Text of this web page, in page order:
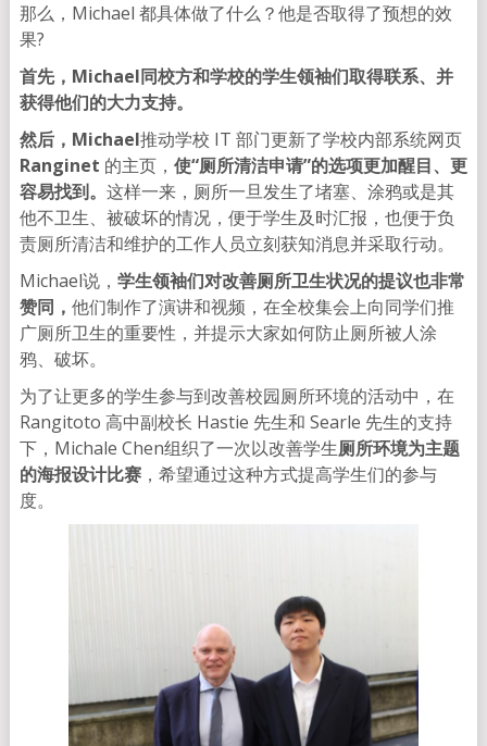
那么，Michael 都具体做了什么？他是否取得了预想的效
果?
首先，Michael同校方和学校的学生领袖们取得联系、并
获得他们的大力支持。
然后，Michael推动学校 IT 部门更新了学校内部系统网页
Ranginet 的主页， 使“厕所清洁申请”的选项更加醒目、更
容易找到。 这样一来，厕所一旦发生了堵塞、涂鸦或是其
他不卫生、被破坏的情况，便于学生及时汇报，也便于负
责厕所清洁和维护的工作人员立刻获知消息并采取行动。
Michael说， 学生领袖们对改善厕所卫生状况的提议也非常
赞同， 他们制作了演讲和视频，在全校集会上向同学们推
广厕所卫生的重要性，并提示大家如何防止厕所被人涂
鸦、破坏。
为了让更多的学生参与到改善校园厕所环境的活动中，在
Rangitoto 高中副校长 Hastie 先生和 Searle 先生的支持
下，Michale Chen组织了一次以改善学生厕所环境为主题
的海报设计比赛，希望通过这种方式提高学生们的参与
度。